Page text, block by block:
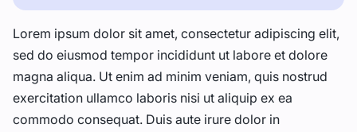
Lorem ipsum dolor sit amet, consectetur adipiscing elit,
sed do eiusmod tempor incididunt ut labore et dolore
magna aliqua. Ut enim ad minim veniam, quis nostrud
exercitation ullamco laboris nisi ut aliquip ex ea
commodo consequat. Duis aute irure dolor in